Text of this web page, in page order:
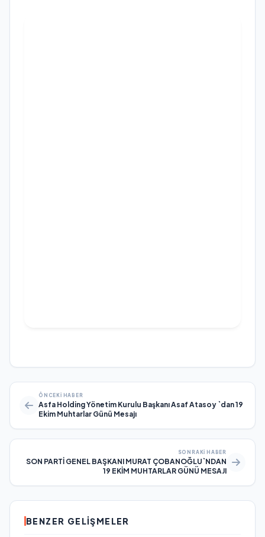
ÖNCEKI HABER
Asfa Holding Yönetim Kurulu Başkanı Asaf Atasoy `dan 19
Ekim Muhtarlar Günü Mesajı
SONRAKI HABER
SON PARTİ GENEL BAŞKANI MURAT ÇOBANOĞLU`NDAN
19 EKİM MUHTARLAR GÜNÜ MESAJI
BENZER GELIŞMELER